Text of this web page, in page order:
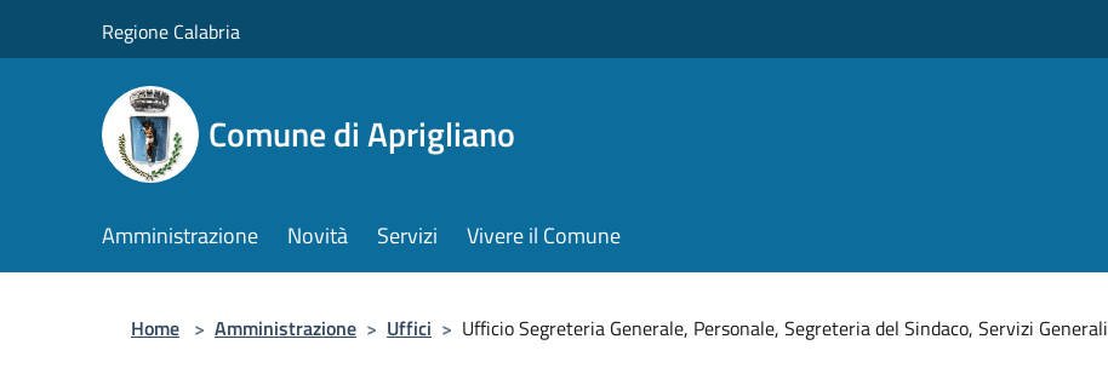
Regione Calabria
Comune di Aprigliano
Amministrazione Novità Servizi Vivere il Comune
Home > Amministrazione > Uffici > Ufficio Segreteria Generale, Personale, Segreteria del Sindaco, Servizi Generali